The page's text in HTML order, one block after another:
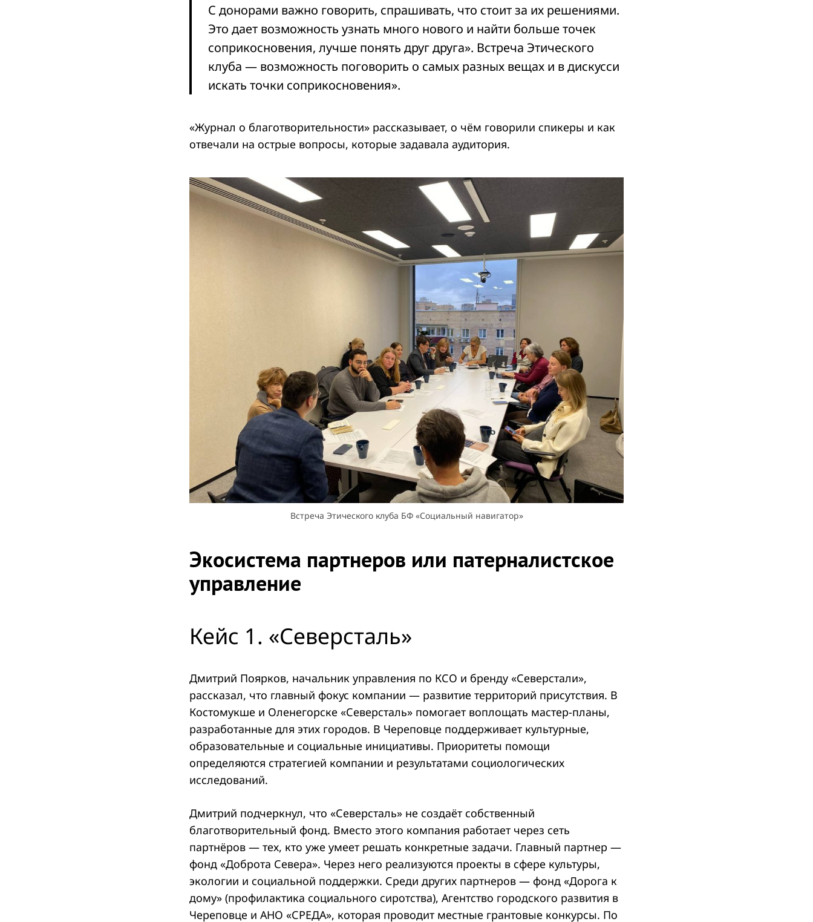
С донорами важно говорить, спрашивать, что стоит за их решениями.
Это дает возможность узнать много нового и найти больше точек
соприкосновения, лучше понять друг друга». Встреча Этического
клуба — возможность поговорить о самых разных вещах и в дискусси
искать точки соприкосновения».
«Журнал о благотворительности» рассказывает, о чём говорили спикеры и как
отвечали на острые вопросы, которые задавала аудитория.
Встреча Этического клуба БФ «Социальный навигатор»
Экосистема партнеров или патерналистское
управление
Кейс 1. «Северсталь»
Дмитрий Поярков, начальник управления по КСО и бренду «Северстали»,
рассказал, что главный фокус компании — развитие территорий присутствия. В
Костомукше и Оленегорске «Северсталь» помогает воплощать мастер-планы,
разработанные для этих городов. В Череповце поддерживает культурные,
образовательные и социальные инициативы. Приоритеты помощи
определяются стратегией компании и результатами социологических
исследований.
Дмитрий подчеркнул, что «Северсталь» не создаёт собственный
благотворительный фонд. Вместо этого компания работает через сеть
партнёров — тех, кто уже умеет решать конкретные задачи. Главный партнер —
фонд «Доброта Севера». Через него реализуются проекты в сфере культуры,
экологии и социальной поддержки. Среди других партнеров — фонд «Дорога к
дому» (профилактика социального сиротства), Агентство городского развития в
Череповце и АНО «СРЕДА», которая проводит местные грантовые конкурсы. По